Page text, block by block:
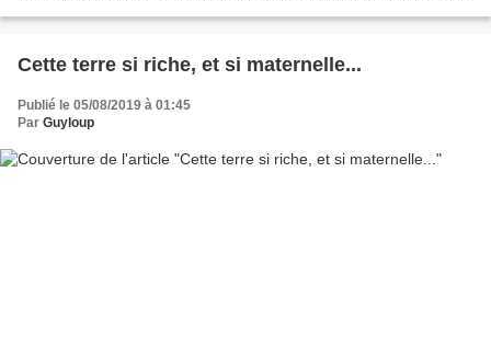
Cette terre si riche, et si maternelle...
Publié le 05/08/2019 à 01:45
Par Guyloup